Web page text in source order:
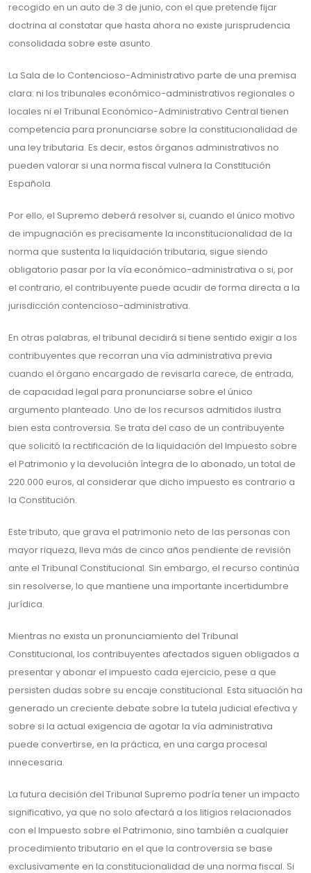
recogido en un auto de 3 de junio, con el que pretende fijar
doctrina al constatar que hasta ahora no existe jurisprudencia
consolidada sobre este asunto.
La Sala de lo Contencioso-Administrativo parte de una premisa
clara: ni los tribunales económico-administrativos regionales o
locales ni el Tribunal Económico-Administrativo Central tienen
competencia para pronunciarse sobre la constitucionalidad de
una ley tributaria. Es decir, estos órganos administrativos no
pueden valorar si una norma fiscal vulnera la Constitución
Española.
Por ello, el Supremo deberá resolver si, cuando el único motivo
de impugnación es precisamente la inconstitucionalidad de la
norma que sustenta la liquidación tributaria, sigue siendo
obligatorio pasar por la vía económico-administrativa o si, por
el contrario, el contribuyente puede acudir de forma directa a la
jurisdicción contencioso-administrativa.
En otras palabras, el tribunal decidirá si tiene sentido exigir a los
contribuyentes que recorran una vía administrativa previa
cuando el órgano encargado de revisarla carece, de entrada,
de capacidad legal para pronunciarse sobre el único
argumento planteado. Uno de los recursos admitidos ilustra
bien esta controversia. Se trata del caso de un contribuyente
que solicitó la rectificación de la liquidación del Impuesto sobre
el Patrimonio y la devolución íntegra de lo abonado, un total de
220.000 euros, al considerar que dicho impuesto es contrario a
la Constitución.
Este tributo, que grava el patrimonio neto de las personas con
mayor riqueza, lleva más de cinco años pendiente de revisión
ante el Tribunal Constitucional. Sin embargo, el recurso continúa
sin resolverse, lo que mantiene una importante incertidumbre
jurídica.
Mientras no exista un pronunciamiento del Tribunal
Constitucional, los contribuyentes afectados siguen obligados a
presentar y abonar el impuesto cada ejercicio, pese a que
persisten dudas sobre su encaje constitucional. Esta situación ha
generado un creciente debate sobre la tutela judicial efectiva y
sobre si la actual exigencia de agotar la vía administrativa
puede convertirse, en la práctica, en una carga procesal
innecesaria.
La futura decisión del Tribunal Supremo podría tener un impacto
significativo, ya que no solo afectará a los litigios relacionados
con el Impuesto sobre el Patrimonio, sino también a cualquier
procedimiento tributario en el que la controversia se base
exclusivamente en la constitucionalidad de una norma fiscal. Si